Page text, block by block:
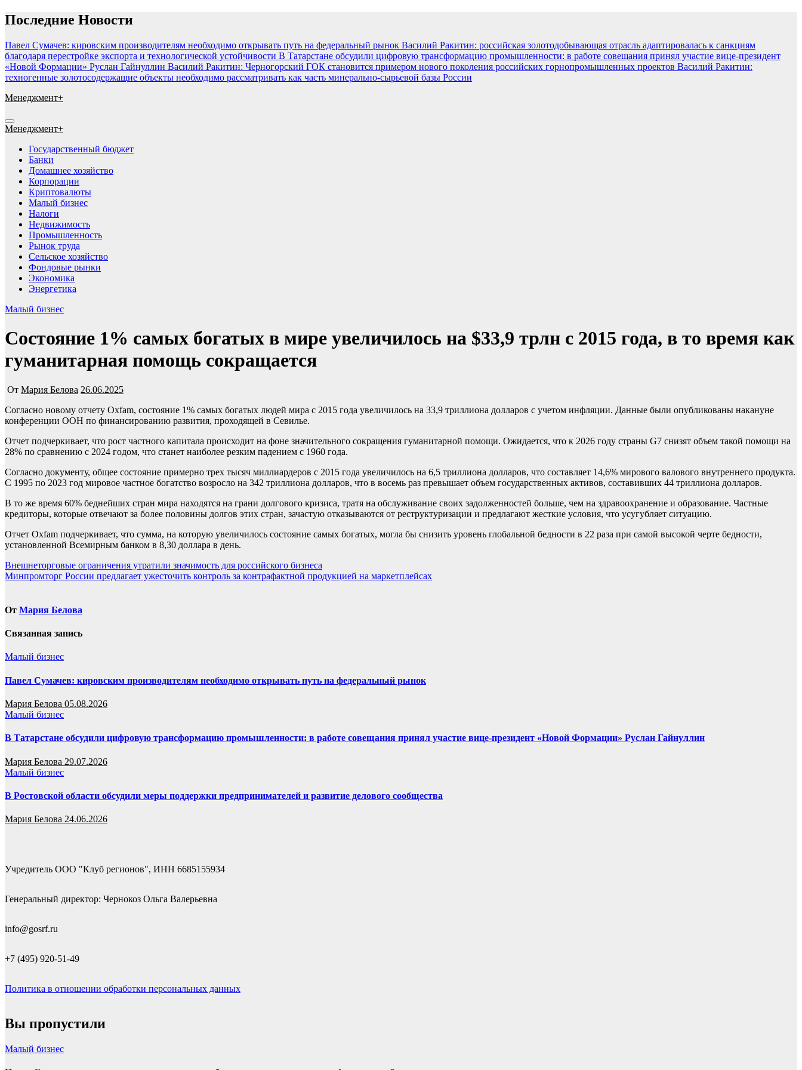
Перейти
к
Последние Новости
Павел Сумачев: кировским производителям необходимо открывать путь на федеральный рынок Василий Ракитин: российская золотодобывающая отрасль адаптировалась к санкциям
благодаря перестройке экспорта и технологической устойчивости В Татарстане обсудили цифровую трансформацию промышленности: в работе совещания принял участие вице-президент
«Новой Формации» Руслан Гайнуллин Василий Ракитин: Черногорский ГОК становится примером нового поколения российских горнопромышленных проектов Василий Ракитин:
техногенные золотосодержащие объекты необходимо рассматривать как часть минерально-сырьевой базы России
Менеджмент+
Менеджмент+
Государственный бюджет
Банки
Домашнее хозяйство
Корпорации
Криптовалюты
Малый бизнес
Налоги
Недвижимость
Промышленность
Рынок труда
Сельское хозяйство
Фондовые рынки
Экономика
Энергетика
Малый бизнес
Состояние 1% самых богатых в мире увеличилось на $33,9 трлн с 2015 года, в то время как
гуманитарная помощь сокращается
От Мария Белова 26.06.2025
Согласно новому отчету Oxfam, состояние 1% самых богатых людей мира с 2015 года увеличилось на 33,9 триллиона долларов с учетом инфляции. Данные были опубликованы накануне
конференции ООН по финансированию развития, проходящей в Севилье.
Отчет подчеркивает, что рост частного капитала происходит на фоне значительного сокращения гуманитарной помощи. Ожидается, что к 2026 году страны G7 снизят объем такой помощи на
28% по сравнению с 2024 годом, что станет наиболее резким падением с 1960 года.
Согласно документу, общее состояние примерно трех тысяч миллиардеров с 2015 года увеличилось на 6,5 триллиона долларов, что составляет 14,6% мирового валового внутреннего продукта.
С 1995 по 2023 год мировое частное богатство возросло на 342 триллиона долларов, что в восемь раз превышает объем государственных активов, составивших 44 триллиона долларов.
В то же время 60% беднейших стран мира находятся на грани долгового кризиса, тратя на обслуживание своих задолженностей больше, чем на здравоохранение и образование. Частные
кредиторы, которые отвечают за более половины долгов этих стран, зачастую отказываются от реструктуризации и предлагают жесткие условия, что усугубляет ситуацию.
Отчет Oxfam подчеркивает, что сумма, на которую увеличилось состояние самых богатых, могла бы снизить уровень глобальной бедности в 22 раза при самой высокой черте бедности,
установленной Всемирным банком в 8,30 доллара в день.
Навигация
по
Внешнеторговые ограничения утратили значимость для российского бизнеса
Минпромторг России предлагает ужесточить контроль за контрафактной продукцией на маркетплейсах
От Мария Белова
Связанная запись
Малый бизнес
Павел Сумачев: кировским производителям необходимо открывать путь на федеральный рынок
Мария Белова 05.08.2026
Малый бизнес
В Татарстане обсудили цифровую трансформацию промышленности: в работе совещания принял участие вице-президент «Новой Формации» Руслан Гайнуллин
Мария Белова 29.07.2026
Малый бизнес
В Ростовской области обсудили меры поддержки предпринимателей и развитие делового сообщества
Мария Белова 24.06.2026
Учредитель ООО "Клуб регионов", ИНН 6685155934
Генеральный директор: Чернокоз Ольга Валерьевна
info@gosrf.ru
+7 (495) 920-51-49
Политика в отношении обработки персональных данных
Вы пропустили
Малый бизнес